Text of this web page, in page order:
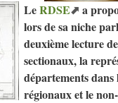
LeRDSE
a
lors de sa niche
deuxième lecture
sectionaux, la
départements dans
régionaux et le